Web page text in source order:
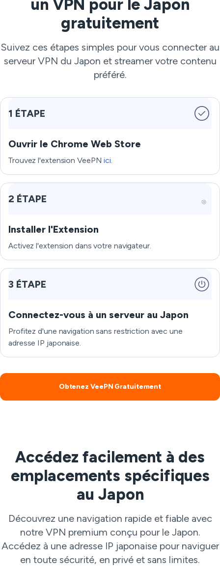
un VPN pour le Japon
gratuitement
Suivez ces étapes simples pour vous connecter au
serveur VPN du Japon et streamer votre contenu
préféré.
1 ÉTAPE
Ouvrir le Chrome Web Store
Trouvez l'extension VeePNici.
2 ÉTAPE
Installer l'Extension
Activez l'extension dans votre navigateur.
3 ÉTAPE
Connectez-vous à un serveur au Japon
Profitez d'une navigation sans restriction avec une
adresse IP japonaise.
Obtenez VeePN Gratuitement
Accédez facilement à des
emplacements spécifiques
au Japon
Découvrez une navigation rapide et fiable avec
notre VPN premium conçu pour le Japon.
Accédez à une adresse IP japonaise pour naviguer
en toute sécurité, en privé et sans limites.